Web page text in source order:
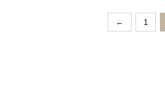
← 1